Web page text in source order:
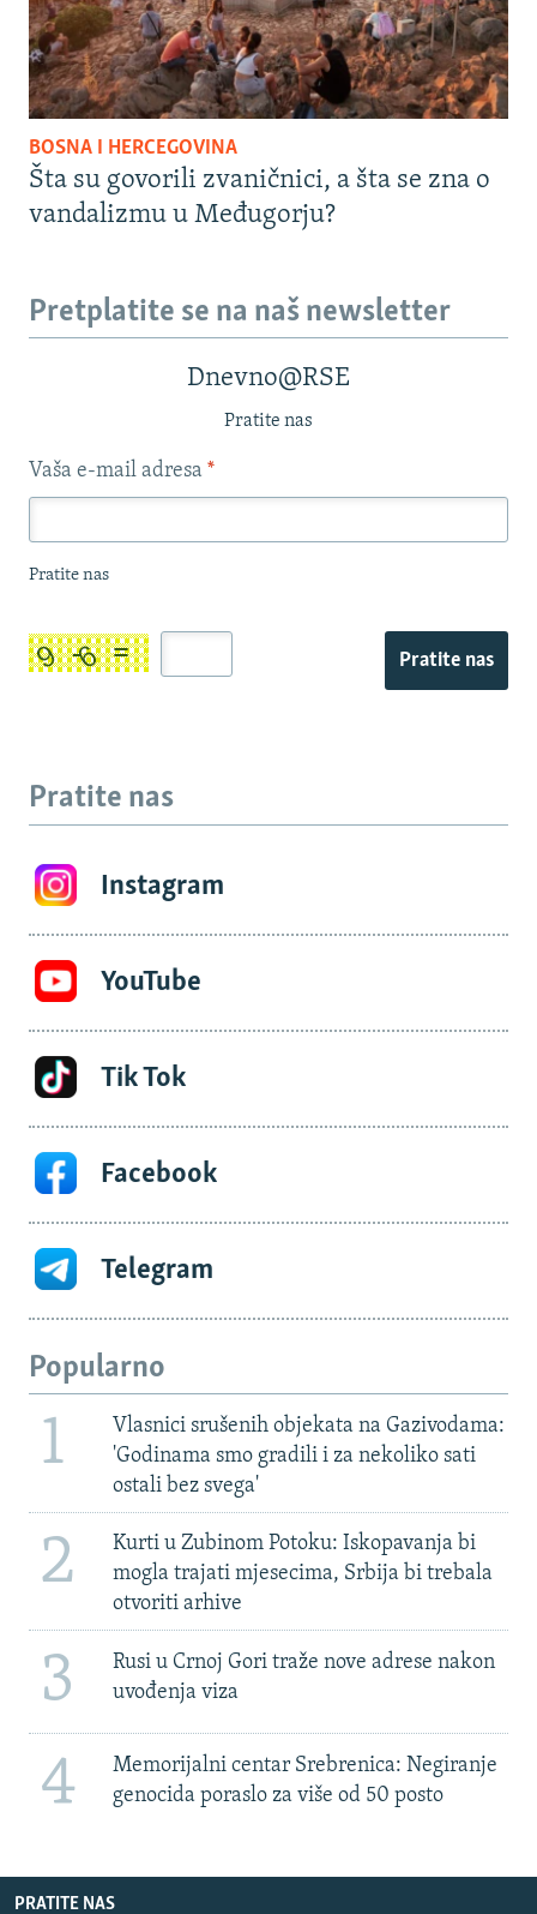
BOSNA I HERCEGOVINA
Šta su govorili zvaničnici, a šta se zna o
vandalizmu u Međugorju?
Pretplatite se na naš newsletter
Dnevno@RSE
Pratite nas
Vaša e-mail adresa *
Pratite nas
Pratite nas
Pratite nas
Instagram
YouTube
Tik Tok
Facebook
Telegram
Popularno
1
Vlasnici srušenih objekata na Gazivodama:
'Godinama smo gradili i za nekoliko sati
ostali bez svega'
2
Kurti u Zubinom Potoku: Iskopavanja bi
mogla trajati mjesecima, Srbija bi trebala
otvoriti arhive
3
Rusi u Crnoj Gori traže nove adrese nakon
uvođenja viza
4
Memorijalni centar Srebrenica: Negiranje
genocida poraslo za više od 50 posto
PRATITE NAS